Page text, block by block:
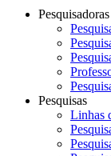
Pesquisadoras
Pesquisas
Linhas